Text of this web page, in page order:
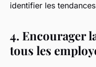
identifier les
4. Encourager
tous les